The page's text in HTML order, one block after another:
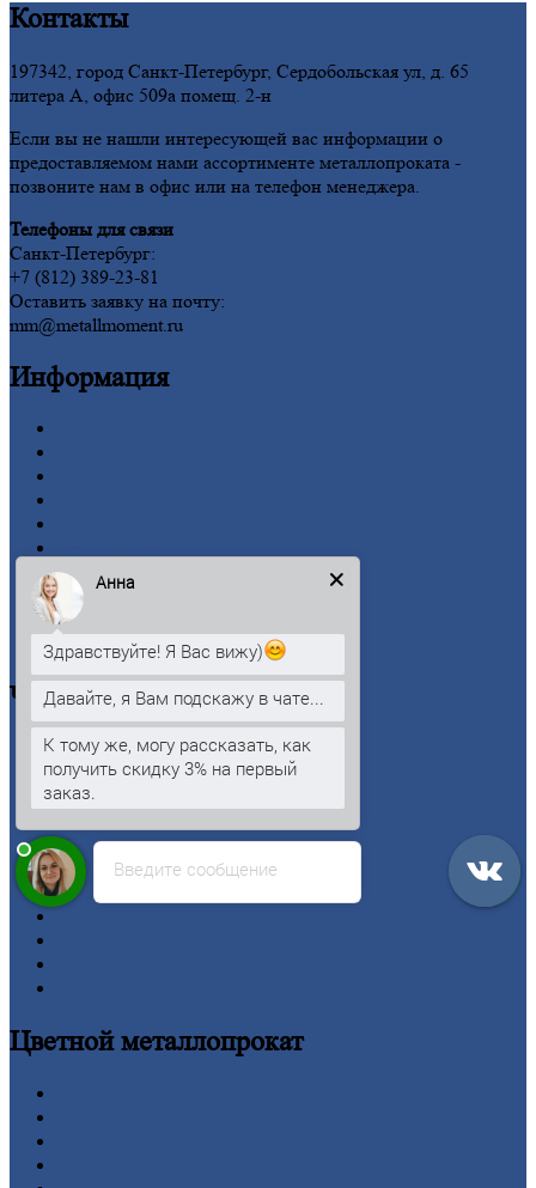
Контакты
197342, город Санкт-Петербург, Сердобольская ул, д. 65
литера А, офис 509а помещ. 2-н
Если вы не нашли интересующей вас информации о
предоставляемом нами ассортименте металлопроката -
позвоните нам в офис или на телефон менеджера.
Телефоны для связи
Санкт-Петербург:
+7 (812) 389-23-81
Оставить заявку на почту:
mm@metallmoment.ru
Информация
Новости
Личный
Оформление
Оплата
Черныйметаллопрокат
Арматура
Двутавроваябалка (двутавр)
Квадрат
Лист
Проволока
Рельсы
Цветнойметаллопрокат
Введите сообщение
Анна
Здравствуйте! Я Вас вижу)
Давайте, я Вам подскажу в чате...
К тому же, могу рассказать, как
получить скидку 3% на первый
заказ.